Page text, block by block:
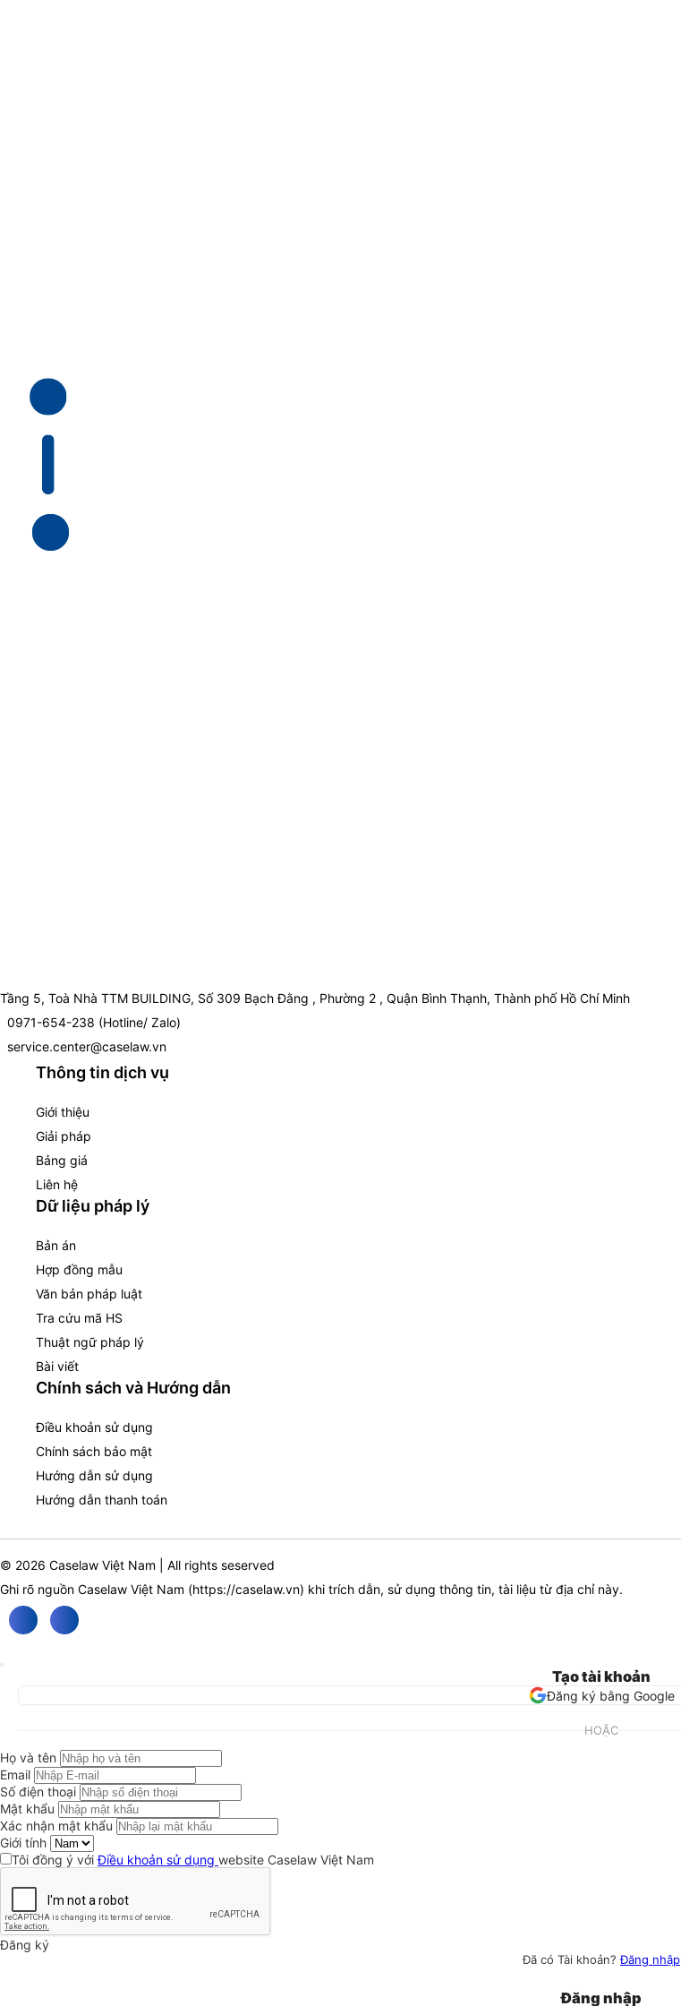
Tầng 5, Toà Nhà TTM BUILDING, Số 309 Bạch Đằng , Phường 2 , Quận Bình Thạnh, Thành phố Hồ Chí Minh
0971-654-238 (Hotline/ Zalo)
service.center@caselaw.vn
Thông tin dịch vụ
Giới thiệu
Giải pháp
Bảng giá
Liên hệ
Dữ liệu pháp lý
Bản án
Hợp đồng mẫu
Văn bản pháp luật
Tra cứu mã HS
Thuật ngữ pháp lý
Bài viết
Chính sách và Hướng dẫn
Điều khoản sử dụng
Chính sách bảo mật
Hướng dẫn sử dụng
Hướng dẫn thanh toán
© 2026 Caselaw Việt Nam | All rights seserved
Ghi rõ nguồn Caselaw Việt Nam (https://caselaw.vn) khi trích dẫn, sử dụng thông tin, tài liệu từ địa chỉ này.
Tạo tài khoản
Đăng ký bằng Google
HOẶC
Họ và tên
Email
Số điện thoại
Mật khẩu
Xác nhận mật khẩu
Giới tính
Tôi đồng ý vớiĐiều khoản sử dụng website Caselaw Việt Nam
Đăng ký
Đã có Tài khoản?Đăng nhập
Đăng nhập